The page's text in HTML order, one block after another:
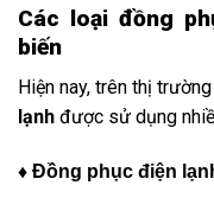
Các loại đồng
biến
Hiện nay, trên thị
lạnh được sử dụng
♦ Đồng phục điện